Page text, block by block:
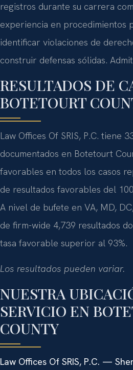
registros durante su carrera
experiencia en procedimientos
identificar violaciones de
construir defensas sólidas.
RESULTADOS DE
BOTETOURT
Law Offices Of SRIS, P.C. tiene
documentados en Botetourt
favorables en todos los casos
de resultados favorables del
A nivel de bufete en VA, MD,
de firm-wide 4,739 resultados
tasa favorable superior al 93%.
Los resultados pueden variar.
NUESTRA
SERVICIO EN
COUNTY
Law Offices Of SRIS, P.C. —